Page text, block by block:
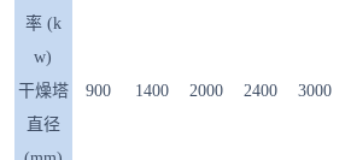
率 (k
w)
干燥塔
直径
900 1400 2000 2400 3000